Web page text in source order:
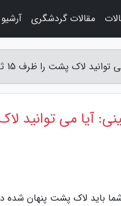
ثانیه بین حیوانات دیگر پیدا کنید؟ - مجله عکسها
لاک پشت پنهان شده در تصویر را
مقالات گردشگری